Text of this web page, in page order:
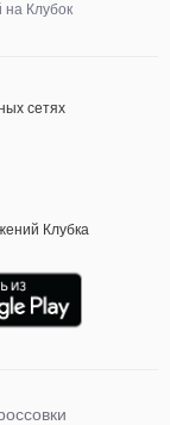
на Клубок
сетях
Клубка